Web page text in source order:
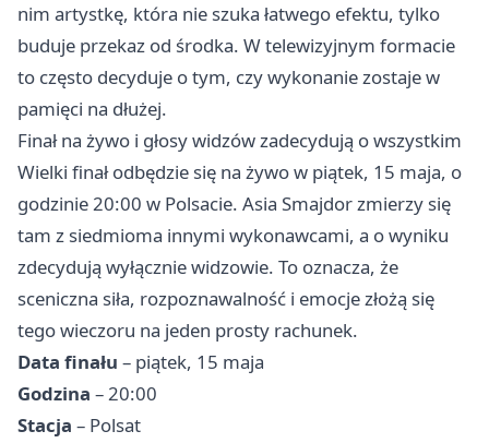
nim artystkę, która nie szuka łatwego efektu, tylko
buduje przekaz od środka. W telewizyjnym formacie
to często decyduje o tym, czy wykonanie zostaje w
pamięci na dłużej.
Finał na żywo i głosy widzów zadecydują o wszystkim
Wielki finał odbędzie się na żywo w piątek, 15 maja, o
godzinie 20:00 w Polsacie. Asia Smajdor zmierzy się
tam z siedmioma innymi wykonawcami, a o wyniku
zdecydują wyłącznie widzowie. To oznacza, że
sceniczna siła, rozpoznawalność i emocje złożą się
tego wieczoru na jeden prosty rachunek.
Data finału – piątek, 15 maja
Godzina – 20:00
Stacja – Polsat